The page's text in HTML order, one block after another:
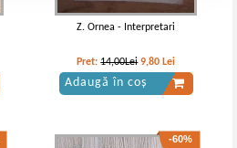
Z. Ornea - Interpretari
Pret:14,00Lei 9,80 Lei
Adaugă în coș
-60%